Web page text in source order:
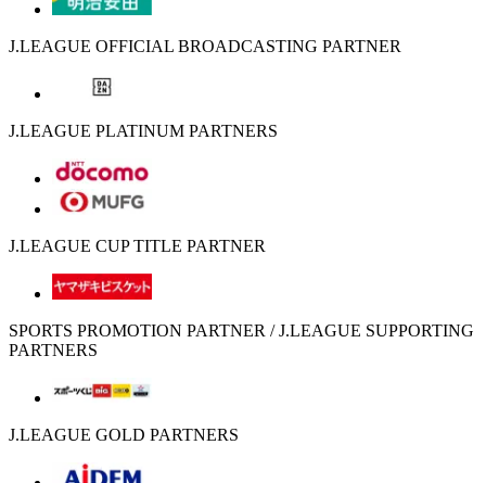
J.LEAGUE OFFICIAL BROADCASTING PARTNER
J.LEAGUE PLATINUM PARTNERS
J.LEAGUE CUP TITLE PARTNER
SPORTS PROMOTION PARTNER / J.LEAGUE SUPPORTING
PARTNERS
J.LEAGUE GOLD PARTNERS